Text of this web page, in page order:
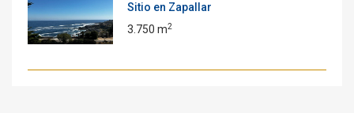
Sitio en Zapallar
3.750 m2